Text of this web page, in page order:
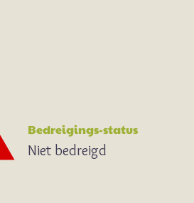
Bedreigings-status
Niet bedreigd